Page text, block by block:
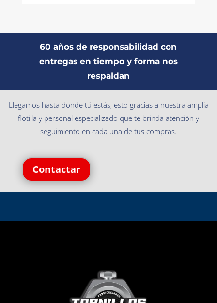
60 años de responsabilidad con
entregas en tiempo y forma nos
respaldan
Llegamos hasta donde tú estás, esto gracias a nuestra amplia
flotilla y personal especializado que te brinda atención y
seguimiento en cada una de tus compras.
Contactar